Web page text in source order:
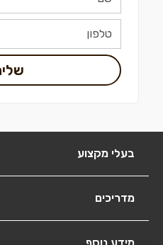
בעלי מקצוע
מדריכים